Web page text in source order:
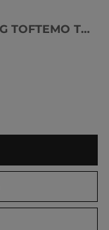
CAMPING TOFTEMO TURISTSTASJON